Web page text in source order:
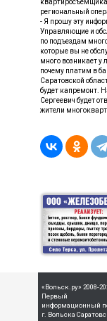
региональный
- Я прошу эту
Управляющие и
по подъездам
которые вы не
много возникает у
почему платим в
Саратовской
будет капремонт.
Сергеевич будет
жители
«Вольск.ру» 2008-
Первый
информационный
г. Вольска